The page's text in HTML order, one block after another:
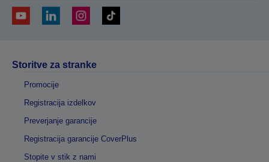
Storitve za stranke
Promocije
Registracija izdelkov
Preverjanje garancije
Registracija garancije CoverPlus
Stopite v stik z nami